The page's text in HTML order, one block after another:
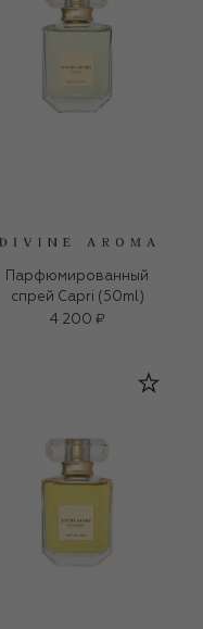
Парфюмированный
спрей Capri (50ml)
4 200 ₽